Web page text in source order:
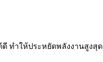
ดี ทำให้ประหยัดพลังงานสูงสุด